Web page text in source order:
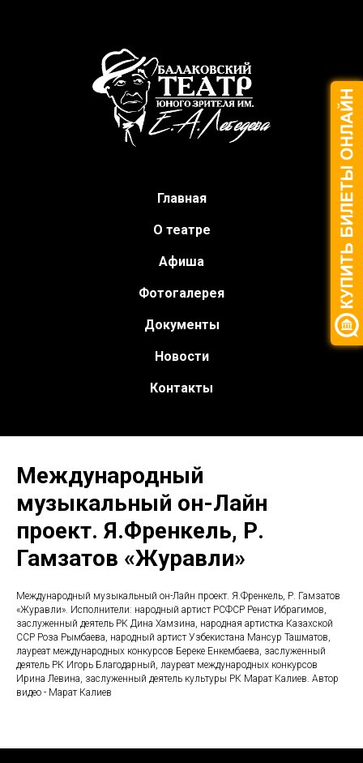
Главная
О театре
Афиша
Фотогалерея
Документы
Новости
Контакты
Международный
музыкальный он-Лайн
проект. Я.Френкель, Р.
Гамзатов «Журавли»
Международный музыкальный он-Лайн проект. Я.Френкель, Р. Гамзатов
«Журавли». Исполнители: народный артист РСФСР Ренат Ибрагимов,
заслуженный деятель РК Дина Хамзина, народная артистка Казахской
ССР Роза Рымбаева, народный артист Узбекистана Мансур Ташматов,
лауреат международных конкурсов Береке Енкембаева, заслуженный
деятель РК Игорь Благодарный, лауреат международных конкурсов
Ирина Левина, заслуженный деятель культуры РК Марат Калиев. Автор
видео - Марат Калиев